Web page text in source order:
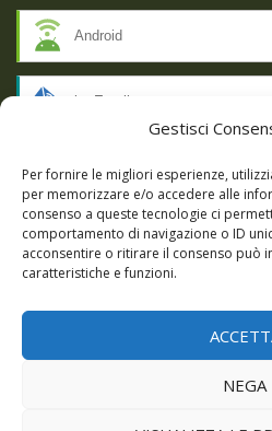
Gestisci
Per fornire le migliori esperienze,
per memorizzare e/o accedere alle
consenso a queste tecnologie ci
comportamento di navigazione o ID
acconsentire o ritirare il consenso può
caratteristiche e funzioni.
NEGA
Android
by Email
RSS
SSL SECURE
|